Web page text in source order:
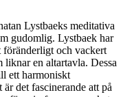
Lystbaeks meditativa
gudomlig. Lystbaek har
föränderligt och vackert
liknar en altartavla. Dessa
ett harmoniskt
det fascinerande att på